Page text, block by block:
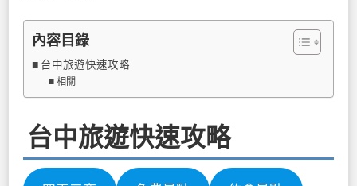
內容目錄
台中旅遊快速攻略
相關
台中旅遊快速攻略